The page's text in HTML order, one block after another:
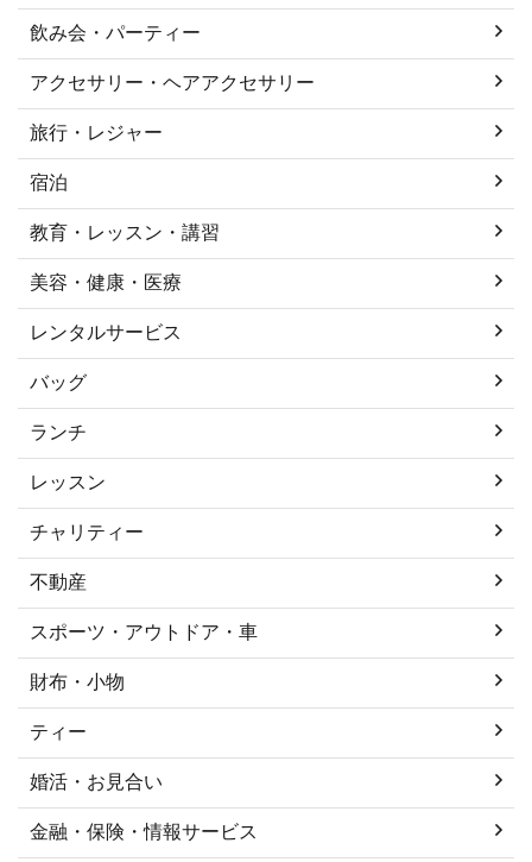
飲み会・パーティー
アクセサリー・ヘアアクセサリー
旅行・レジャー
宿泊
教育・レッスン・講習
美容・健康・医療
レンタルサービス
バッグ
ランチ
レッスン
チャリティー
不動産
スポーツ・アウトドア・車
財布・小物
ティー
婚活・お見合い
金融・保険・情報サービス